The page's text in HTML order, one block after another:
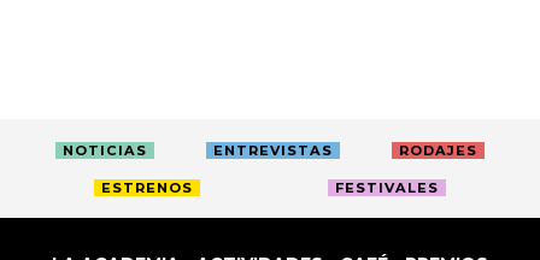
NOTICIAS ENTREVISTAS RODAJES
ESTRENOS FESTIVALES